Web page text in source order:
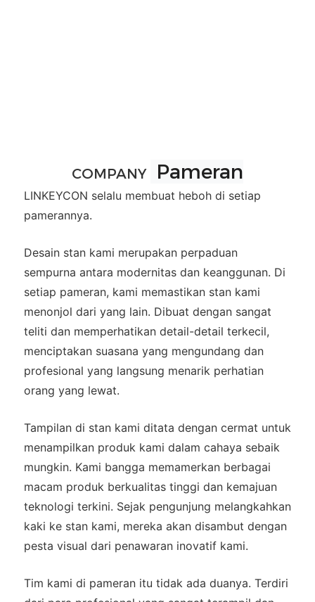
COMPANY Pameran
LINKEYCON selalu membuat heboh di setiap
pamerannya.
Desain stan kami merupakan perpaduan
sempurna antara modernitas dan keanggunan. Di
setiap pameran, kami memastikan stan kami
menonjol dari yang lain. Dibuat dengan sangat
teliti dan memperhatikan detail-detail terkecil,
menciptakan suasana yang mengundang dan
profesional yang langsung menarik perhatian
orang yang lewat.
Tampilan di stan kami ditata dengan cermat untuk
menampilkan produk kami dalam cahaya sebaik
mungkin. Kami bangga memamerkan berbagai
macam produk berkualitas tinggi dan kemajuan
teknologi terkini. Sejak pengunjung melangkahkan
kaki ke stan kami, mereka akan disambut dengan
pesta visual dari penawaran inovatif kami.
Tim kami di pameran itu tidak ada duanya. Terdiri